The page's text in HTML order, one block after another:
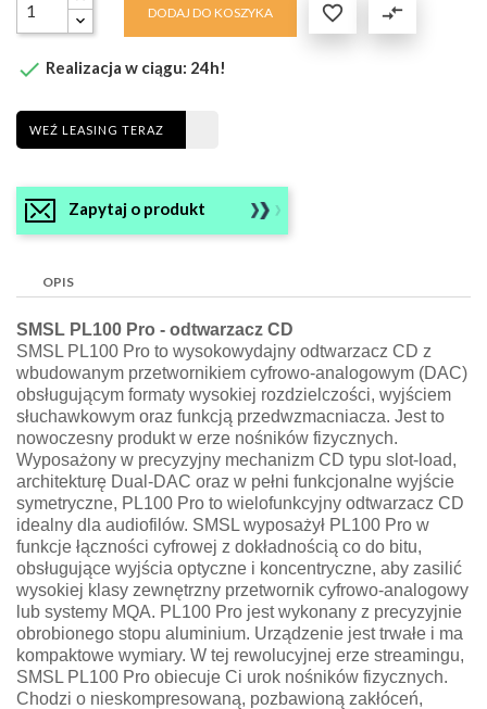
DODAJ DO KOSZYKA  compare_arrows
 Realizacja w ciągu: 24h!
WEŹ LEASING TERAZ
Zapytaj o produkt
OPIS
SMSL PL100 Pro - odtwarzacz CD
SMSL PL100 Pro to wysokowydajny odtwarzacz CD z
wbudowanym przetwornikiem cyfrowo-analogowym (DAC)
obsługującym formaty wysokiej rozdzielczości, wyjściem
słuchawkowym oraz funkcją przedwzmacniacza. Jest to
nowoczesny produkt w erze nośników fizycznych.
Wyposażony w precyzyjny mechanizm CD typu slot-load,
architekturę Dual-DAC oraz w pełni funkcjonalne wyjście
symetryczne, PL100 Pro to wielofunkcyjny odtwarzacz CD
idealny dla audiofilów. SMSL wyposażył PL100 Pro w
funkcje łączności cyfrowej z dokładnością co do bitu,
obsługujące wyjścia optyczne i koncentryczne, aby zasilić
wysokiej klasy zewnętrzny przetwornik cyfrowo-analogowy
lub systemy MQA. PL100 Pro jest wykonany z precyzyjnie
obrobionego stopu aluminium. Urządzenie jest trwałe i ma
kompaktowe wymiary. W tej rewolucyjnej erze streamingu,
SMSL PL100 Pro obiecuje Ci urok nośników fizycznych.
Chodzi o nieskompresowaną, pozbawioną zakłóceń,